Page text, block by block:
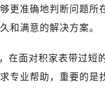
更准确地判断问题所
和满意的解决方案。
在面对积家表带过短
专业帮助，重要的是